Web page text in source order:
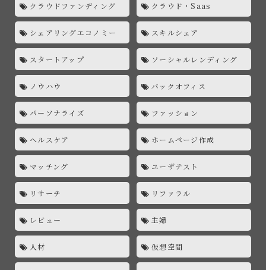
クラウドファンディング クラウド・Saas
シェアリングエコノミー スキルシェア
スタートアップ ソーシャルレンディング
ノウハウ バックオフィス
パーソナライズ ファッション
ヘルスケア ホームページ作成
マッチング ユーザテスト
リサーチ リファラル
レビュー 主婦
人材 仮想空間